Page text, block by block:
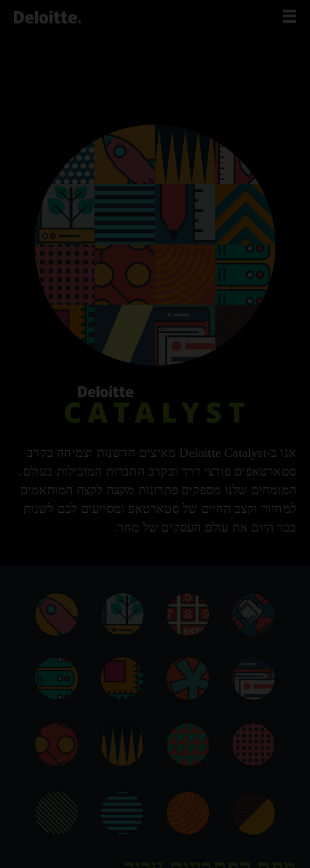
לתוכן
אנו ב-Deloitte Catalyst מאיצים חדשנות וצמיחה בקרב
סטארטאפים פורצי דרך ובקרב החברות המובילות בעולם.
המומחים שלנו מספקים פתרונות מקצה לקצה המותאמים
למחזור וקצב החיים של סטארטאפ ומסייעים לכם לשנות
כבר היום את עולם העסקים של מחר.